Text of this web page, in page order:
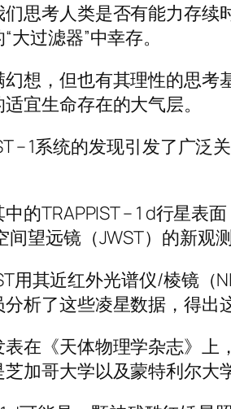
思考人类是否有能力存
过滤器”中幸存。
想，但也有其理性的思
宜生命存在的大气层。
– 1系统的发现引发了广
的TRAPPIST – 1 d行星
间望远镜（JWST）的新观
用其近红外光谱仪/棱镜（
析了这些凌星数据，得出
在《天体物理学杂志》上
加哥大学以及蒙特利尔大